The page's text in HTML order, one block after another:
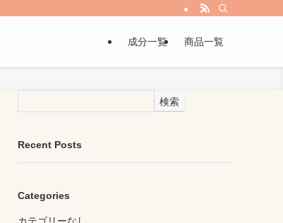
成分一覧 商品一覧
検索
Recent Posts
Categories